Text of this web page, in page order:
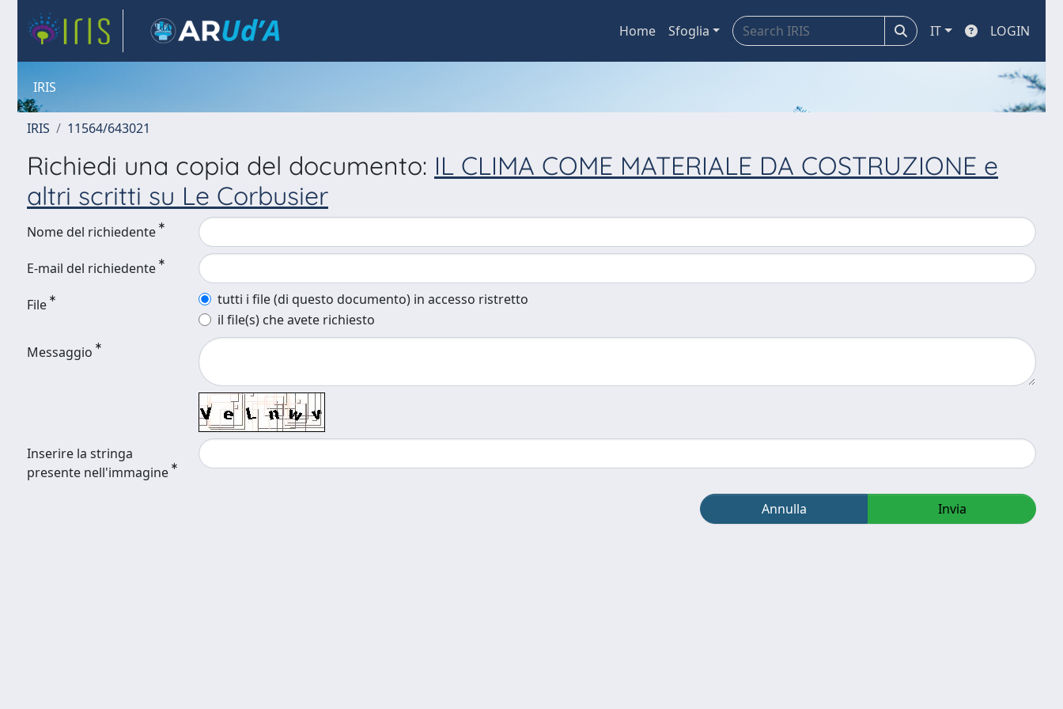
Home Sfoglia IT LOGIN
IRIS
IRIS 11564/643021
Richiedi una copia del documento: IL CLIMA COME MATERIALE DA COSTRUZIONE e
altri scritti su Le Corbusier
Nome del richiedente
E-mail del richiedente
File
tutti i file (di questo documento) in accesso ristretto
il file(s) che avete richiesto
Messaggio
Inserire la stringa
presente nell'immagine
Annulla Invia